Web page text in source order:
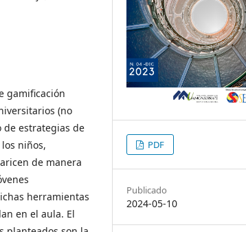
gamificación
(no
de estrategias de
niños,
de manera
herramientas
en el aula. El
PDF
Publicado
2024-05-10